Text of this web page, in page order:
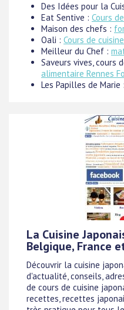
Des Idées pour la
Eat Sentive : Cours
Maison des chefs :
Oali : Cours de
Meilleur du Chef :
Saveurs vives, cours
alimentaire Rennes
Les Papilles de Marie :
La Cuisine
Belgique, France
Découvrir la cuisine
d'actualité, conseils,
de cours de cuisine
recettes, recettes